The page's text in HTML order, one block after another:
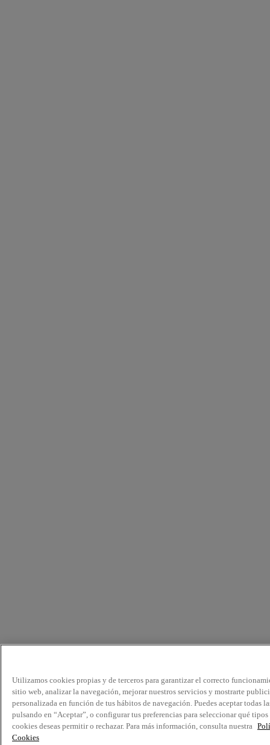
Utilizamos cookies propias y de terceros para garantizar el correcto
sitio web, analizar la navegación, mejorar nuestros servicios y mostrarte
personalizada en función de tus hábitos de navegación. Puedes aceptar todas
pulsando en “Aceptar”, o configurar tus preferencias para seleccionar qué tipos
cookies deseas permitir o rechazar. Para más información, consulta nuestra
Cookies